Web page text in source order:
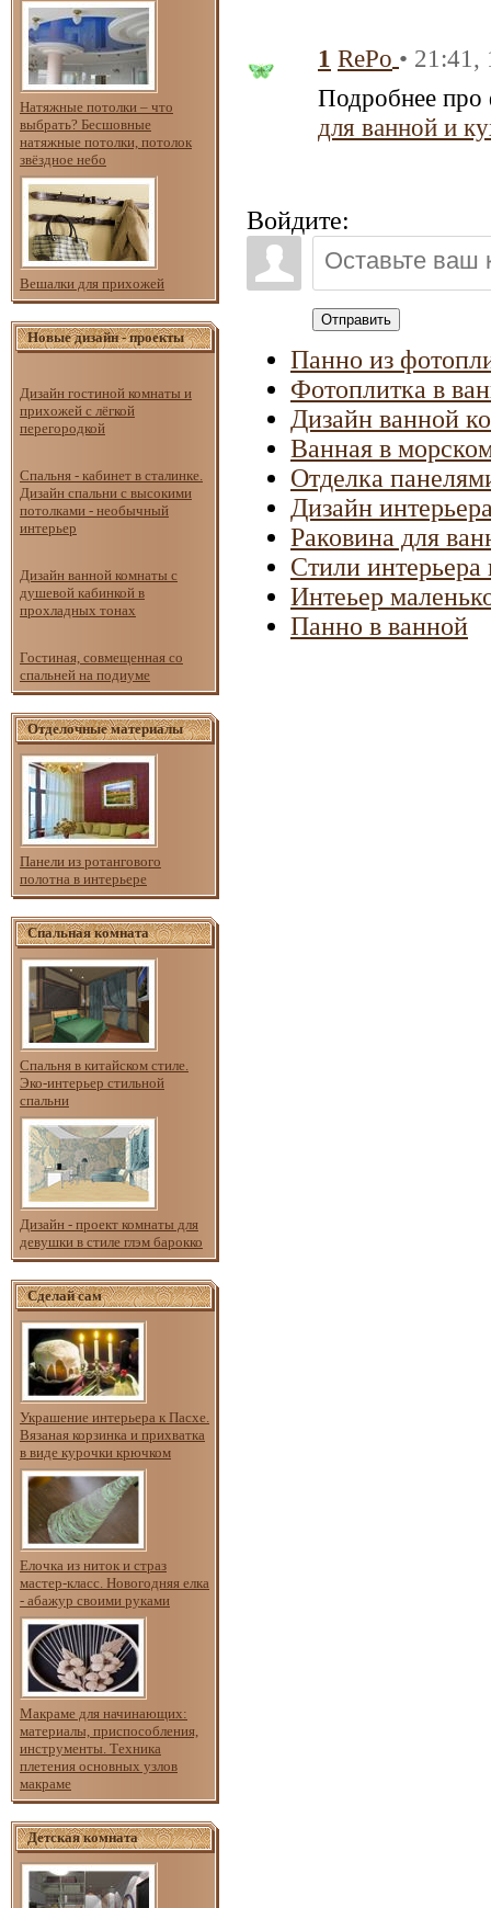
Натяжные потолки – что
выбрать? Бесшовные
натяжные потолки, потолок
звёздное небо
Вешалки для прихожей
Новые дизайн - проекты
Дизайн гостиной комнаты и
прихожей с лёгкой
перегородкой
Спальня - кабинет в сталинке.
Дизайн спальни с высокими
потолками - необычный
интерьер
Дизайн ванной комнаты с
душевой кабинкой в
прохладных тонах
Гостиная, совмещенная со
спальней на подиуме
Отделочные материалы
Панели из ротангового
полотна в интерьере
Спальная комната
Спальня в китайском стиле.
Эко-интерьер стильной
спальни
Дизайн - проект комнаты для
девушки в стиле глэм барокко
Сделай сам
Украшение интерьера к Пасхе.
Вязаная корзинка и прихватка
в виде курочки крючком
Елочка из ниток и страз
мастер-класс. Новогодняя елка
- абажур своими руками
Макраме для начинающих:
материалы, приспособления,
инструменты. Техника
плетения основных узлов
макраме
Детская комната
1 RePo • 21:41,
Подробнее про
для ванной и
Войдите:
Отправить
Панно из
Фотоплитка в
Дизайн ванной
Ванная в
Отделка
Дизайн
Раковина для
Стили интерьера
Интеьер
Панно в ванной